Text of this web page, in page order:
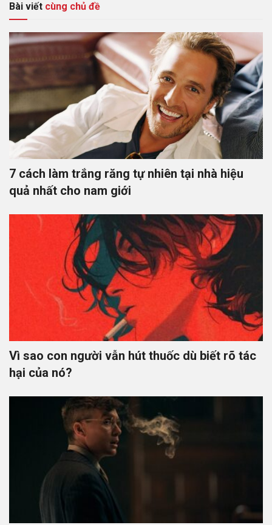
Bài viết cùng chủ đề
7 cách làm trắng răng tự nhiên tại nhà hiệu
quả nhất cho nam giới
Vì sao con người vẫn hút thuốc dù biết rõ tác
hại của nó?